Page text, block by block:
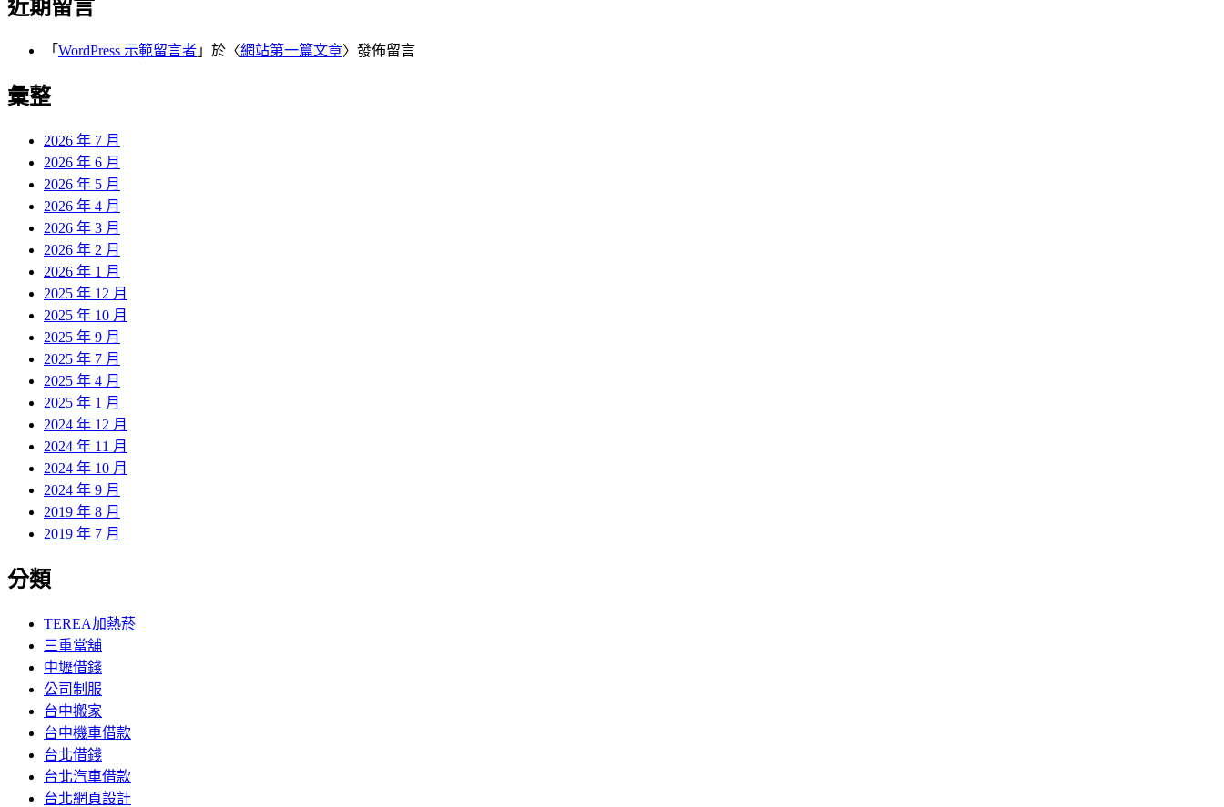
近期留言
「 WordPress 示範留言者 」於〈網站第一篇文章〉發佈留言
彙整
2026 年 7 月
2026 年 6 月
2026 年 5 月
2026 年 4 月
2026 年 3 月
2026 年 2 月
2026 年 1 月
2025 年 12 月
2025 年 10 月
2025 年 9 月
2025 年 7 月
2025 年 4 月
2025 年 1 月
2024 年 12 月
2024 年 11 月
2024 年 10 月
2024 年 9 月
2019 年 8 月
2019 年 7 月
分類
TEREA加熱菸
三重當舖
中壢借錢
公司制服
台中搬家
台中機車借款
台北借錢
台北汽車借款
台北網頁設計